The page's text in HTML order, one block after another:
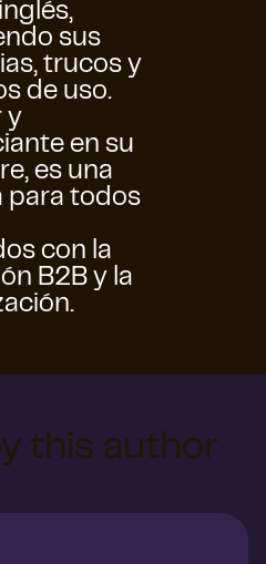
sus
trucos y
de uso.
y
en su
es una
para todos
con la
B2B y la
this author